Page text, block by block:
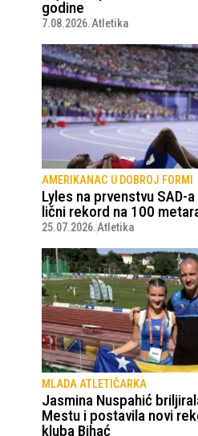
godine
7.08.2026.Atletika
AMERIKANAC U DOBROJ FORMI
Lyles na prvenstvu SAD-
lični rekord na 100
25.07.2026.Atletika
MLADA ATLETIČARKA
Jasmina Nuspahić
Mestu i postavila novi
kluba Bihać